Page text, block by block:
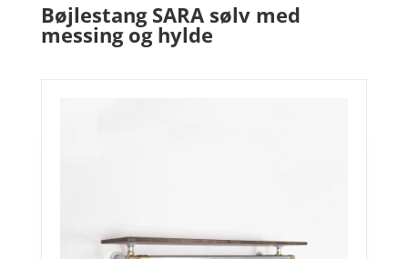
Bøjlestang SARA sølv med
messing og hylde